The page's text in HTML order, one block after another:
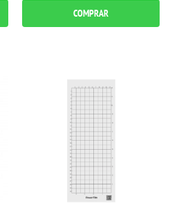
COMPRAR